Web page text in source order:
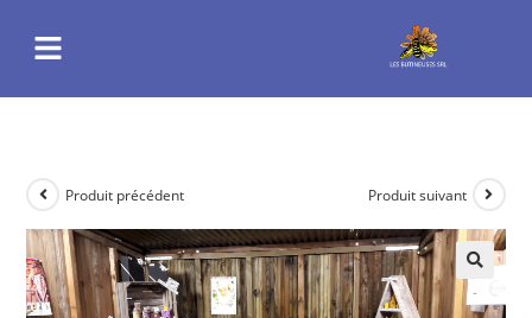
Produit précédent Produit suivant